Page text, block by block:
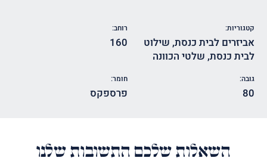
קטגוריות:
אביזרים לבית כנסת, שילוט
לבית כנסת, שלטי הכוונה
רוחב:
160
גובה:
80
חומר:
פרספקס
השאלות שלכם התשובות שלנו